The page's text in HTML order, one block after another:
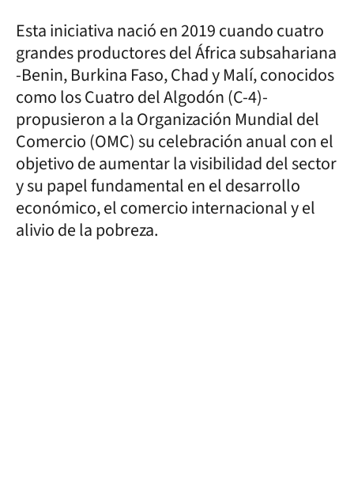
Esta iniciativa nació en 2019 cuando cuatro
grandes productores del África subsahariana
-Benin, Burkina Faso, Chad y Malí, conocidos
como los Cuatro del Algodón (C-4)-
propusieron a la Organización Mundial del
Comercio (OMC) su celebración anual con el
objetivo de aumentar la visibilidad del sector
y su papel fundamental en el desarrollo
económico, el comercio internacional y el
alivio de la pobreza.